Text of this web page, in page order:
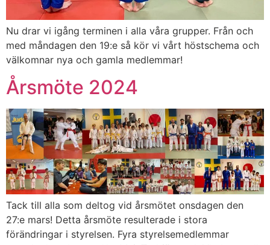
Nu drar vi igång terminen i alla våra grupper. Från och
med måndagen den 19:e så kör vi vårt höstschema och
välkomnar nya och gamla medlemmar!
Årsmöte 2024
Tack till alla som deltog vid årsmötet onsdagen den
27:e mars! Detta årsmöte resulterade i stora
förändringar i styrelsen. Fyra styrelsemedlemmar